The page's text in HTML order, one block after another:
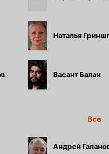
Наталья
Васант Балан
Все
Андрей